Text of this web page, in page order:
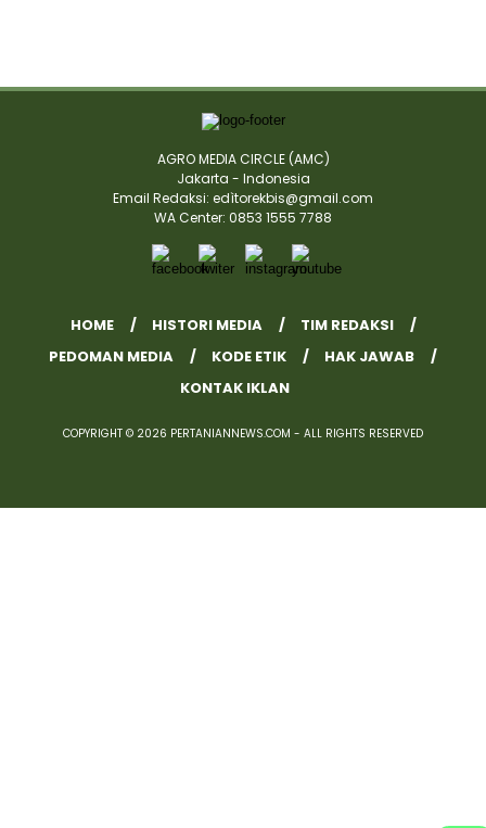
AGRO MEDIA CIRCLE (AMC)
Jakarta - Indonesia
Email Redaksi: edìtorekbis@gmail.com
WA Center: 0853 1555 7788
HOME HISTORI MEDIA
TIM REDAKSI
PEDOMAN MEDIA
KODE ETIK
HAK JAWAB
KONTAK IKLAN
COPYRIGHT © 2026 PERTANIANNEWS.COM - ALL RIGHTS RESERVED